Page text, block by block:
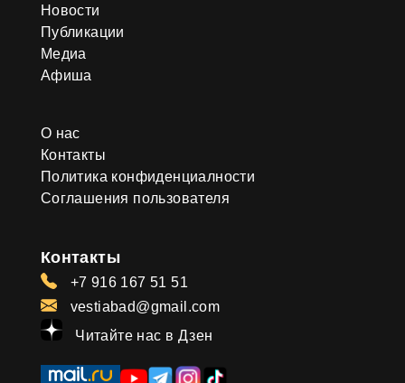
Новости
Публикации
Медиа
Афиша
О нас
Контакты
Политика конфиденциалности
Соглашения пользователя
Контакты
+7 916 167 51 51
vestiabad@gmail.com
Читайте нас в Дзен